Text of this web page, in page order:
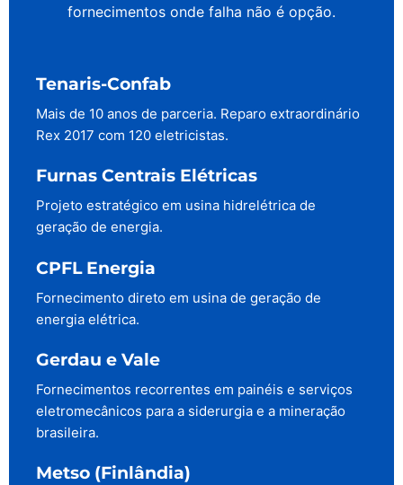
fornecimentos onde falha não é opção.
Tenaris-Confab
Mais de 10 anos de parceria. Reparo extraordinário
Rex 2017 com 120 eletricistas.
Furnas Centrais Elétricas
Projeto estratégico em usina hidrelétrica de
geração de energia.
CPFL Energia
Fornecimento direto em usina de geração de
energia elétrica.
Gerdau e Vale
Fornecimentos recorrentes em painéis e serviços
eletromecânicos para a siderurgia e a mineração
brasileira.
Metso (Finlândia)